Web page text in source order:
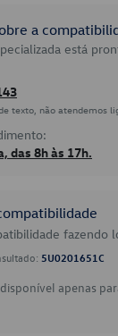
a
está
texto, não atendemos
das 8h às 17h.
fazendo
5U0201651C
apenas